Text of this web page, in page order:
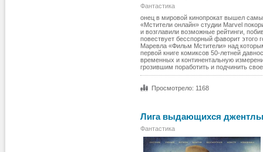
Фантастика
онец в мировой кинопрокат вышел
«Мстители онлайн» студии Marvel
и возглавили возможные рейтинги,
повествует бесспорный фаворит этого
Маревла «Фильм Мстители» над
первой книге комиксов 50-летней
временных и континентальную
грозившим поработить и подчинить
Просмотрело: 1168
Лига выдающихся
Фантастика